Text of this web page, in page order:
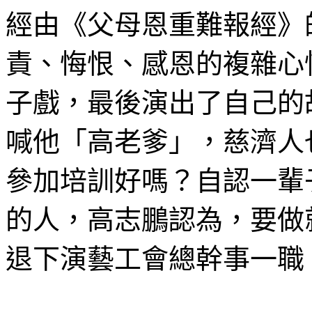
經由《父母恩重難報經
責、悔恨、感恩的複雜
子戲，最後演出了自己
喊他「高老爹」，慈濟
參加培訓好嗎？自認一
的人，高志鵬認為，要
退下演藝工會總幹事一